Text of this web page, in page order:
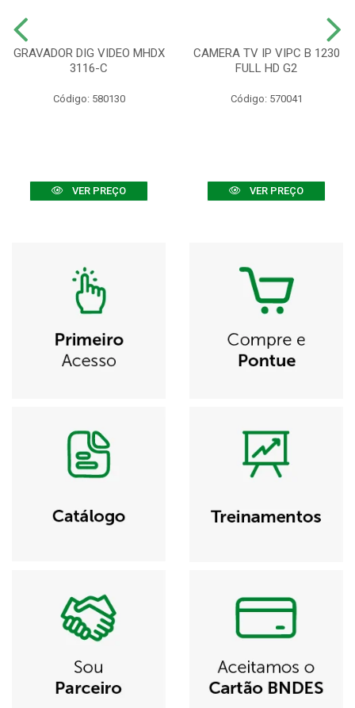
GRAVADOR DIG VIDEO MHDX
3116-C
Código: 580130
VER PREÇO
CAMERA TV IP VIPC B 1230
FULL HD G2
Código: 570041
VER PREÇO